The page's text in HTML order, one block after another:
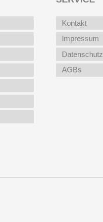
Kontakt
Impressum
Datenschutz
AGBs